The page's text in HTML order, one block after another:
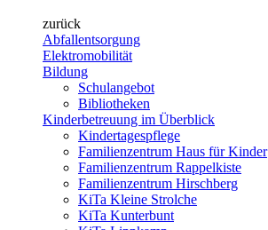
zurück
Abfallentsorgung
Elektromobilität
Bildung
Schulangebot
Bibliotheken
Kinderbetreuung im Überblick
Kindertagespflege
Familienzentrum Haus für Kinder
Familienzentrum Rappelkiste
Familienzentrum Hirschberg
KiTa Kleine Strolche
KiTa Kunterbunt